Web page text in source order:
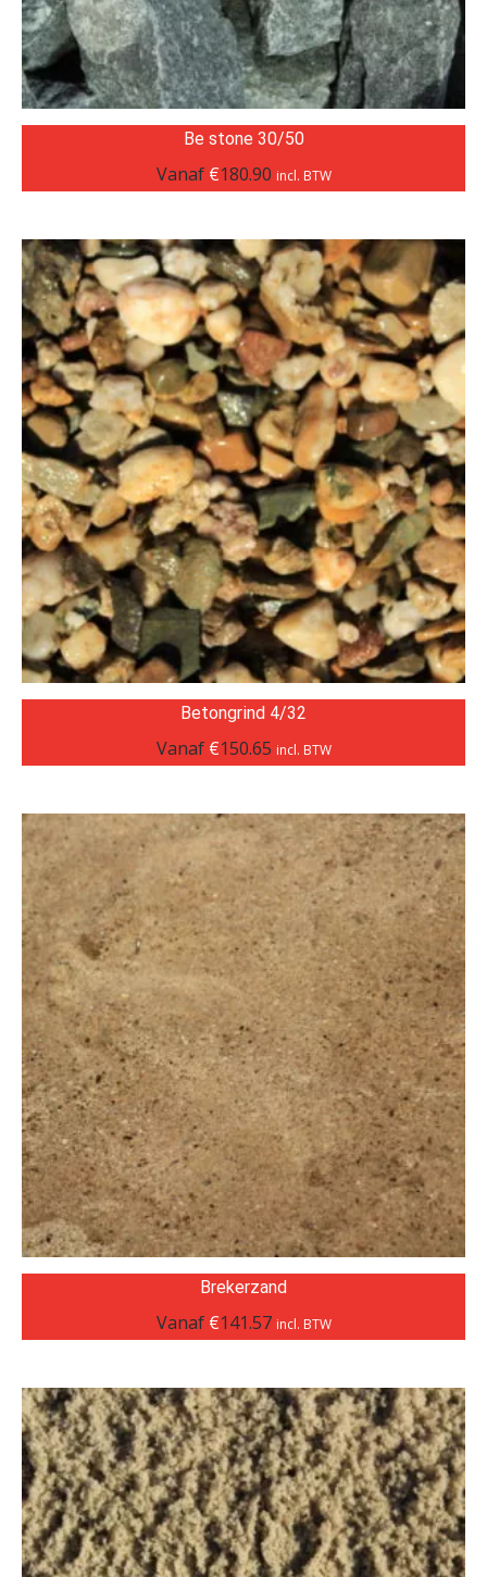
Be stone 30/50
Vanaf €180.90 incl. BTW
Betongrind 4/32
Vanaf €150.65 incl. BTW
Brekerzand
Vanaf €141.57 incl. BTW